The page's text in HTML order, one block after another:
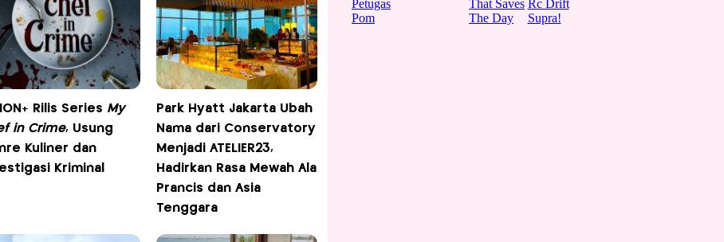
Rilis Series My
in Crime, Usung
Kuliner dan
Kriminal
Park Hyatt Jakarta Ubah
Nama dari Conservatory
Menjadi ATELIER23,
Hadirkan Rasa Mewah Ala
Prancis dan Asia
Tenggara